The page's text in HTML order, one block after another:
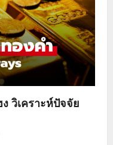
วิเคราะห์ปัจจัย